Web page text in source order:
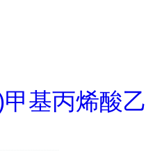
基丙烯酸乙